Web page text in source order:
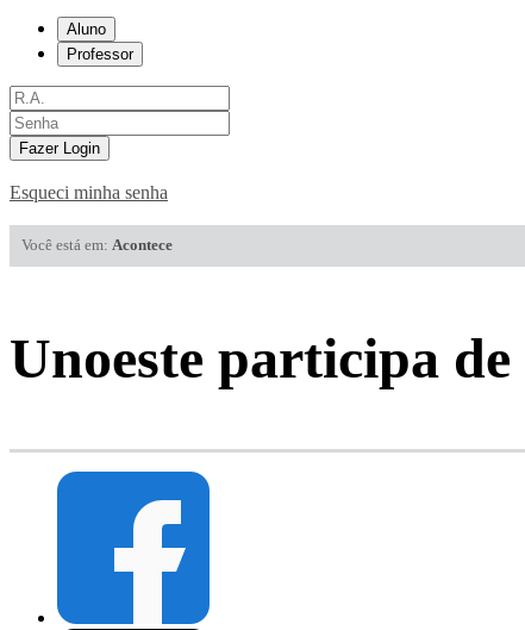
Aluno
Professor
Fazer Login
Esqueci minha senha
Você está em: Acontece
Unoeste participa